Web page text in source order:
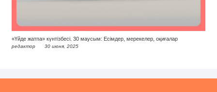
«Үйде жатпа» күнтізбесі. 30 маусым: Есімдер, мерекелер, оқиғалар
редактор 30 июня, 2025